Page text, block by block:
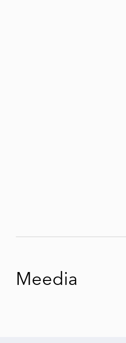
Meedia